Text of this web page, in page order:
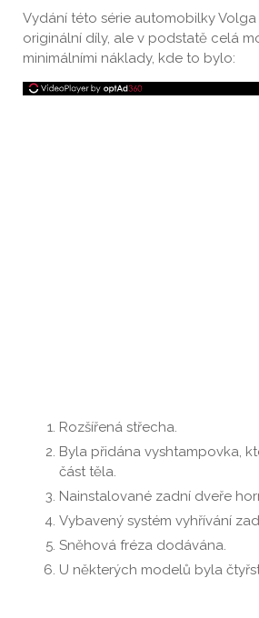
Vydání této série automobilky
originální díly, ale v podstatě celá
minimálními náklady, kde to bylo:
Rozšířená střecha.
Byla přidána vyshtampovka,
část těla.
Nainstalované zadní dveře
Vybavený systém vyhřívání
Sněhová fréza dodávána.
U některých modelů byla